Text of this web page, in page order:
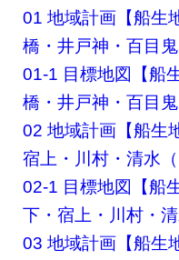
01 地域計画【船生
橋・井戸神・百目
01-1 目標地図【船
橋・井戸神・百目
02 地域計画【船生
宿上・川村・清水（
02-1 目標地図【船
下・宿上・川村・清
03 地域計画【船生